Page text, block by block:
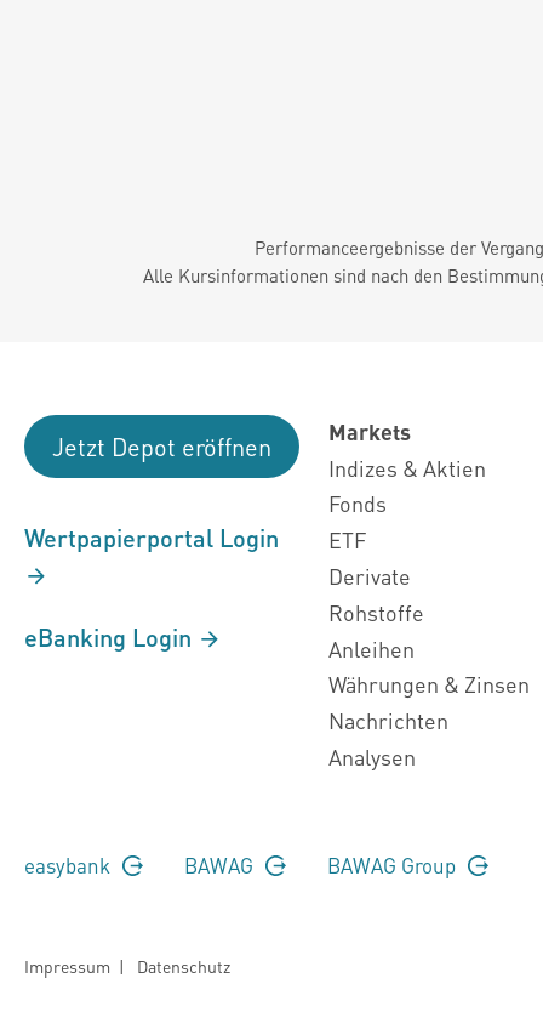
Performanceergebnisse der
Alle Kursinformationen sind nach den
Jetzt Depot eröffnen
Wertpapierportal Login
eBanking Login
Markets
Indizes & Aktien
Fonds
ETF
Derivate
Rohstoffe
Anleihen
Währungen & Zinsen
Nachrichten
Analysen
easybank BAWAG BAWAG Group
Impressum | Datenschutz